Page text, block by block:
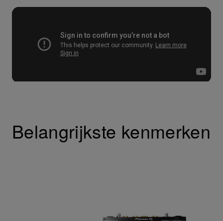
Belangrijkste kenmerken